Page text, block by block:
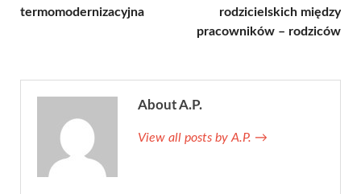
termomodernizacyjna
rodzicielskich między
pracowników – rodziców
About A.P.
View all posts by A.P. →